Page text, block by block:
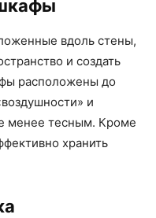
вдоль стены,
и создать
расположены до
и
менее тесным. Кроме
хранить